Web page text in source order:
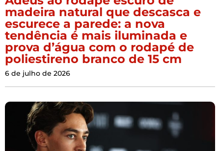
madeira natural que descasca e
escurece a parede: a nova
tendência é mais iluminada e
prova d’água com o rodapé de
poliestireno branco de 15 cm
6 de julho de 2026